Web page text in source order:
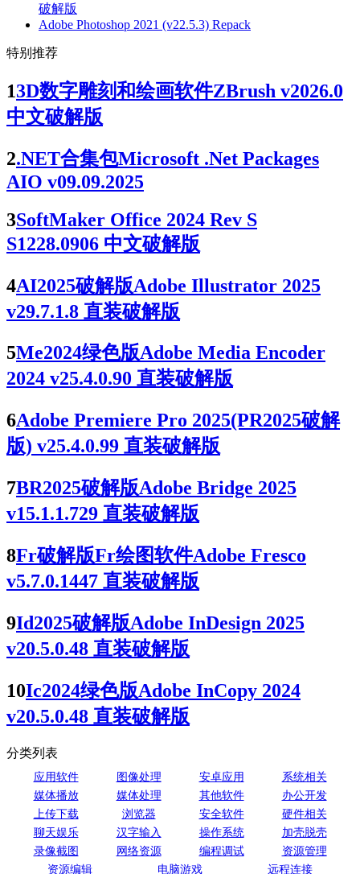
破解版
Adobe Photoshop 2021 (v22.5.3) Repack
特别推荐
13D数字雕刻和绘画软件ZBrush v2026.0
中文破解版
2.NET合集包Microsoft .Net Packages
AIO v09.09.2025
3SoftMaker Office 2024 Rev S
S1228.0906 中文破解版
4AI2025破解版Adobe Illustrator 2025
v29.7.1.8 直装破解版
5Me2024绿色版Adobe Media Encoder
2024 v25.4.0.90 直装破解版
6Adobe Premiere Pro 2025(PR2025破解
版) v25.4.0.99 直装破解版
7BR2025破解版Adobe Bridge 2025
v15.1.1.729 直装破解版
8Fr破解版Fr绘图软件Adobe Fresco
v5.7.0.1447 直装破解版
9Id2025破解版Adobe InDesign 2025
v20.5.0.48 直装破解版
10Ic2024绿色版Adobe InCopy 2024
v20.5.0.48 直装破解版
分类列表
应用软件 图像处理 安卓应用
系统相关
媒体播放
媒体处理 其他软件
办公开发
上传下载
浏览器 安全软件
硬件相关
聊天娱乐
汉字输入 操作系统
加壳脱壳
录像截图
网络资源 编程调试
资源管理
资源编辑
电脑游戏 远程连接